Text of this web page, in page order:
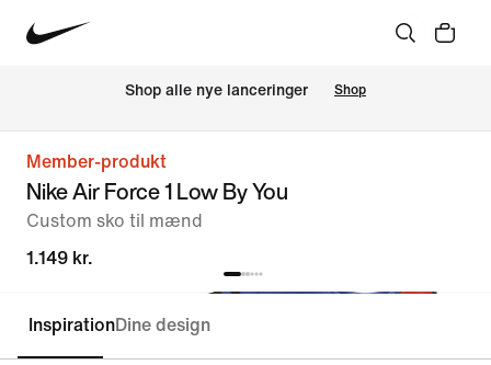
Shop alle nye lanceringer Shop
Member-produkt
Nike Air Force 1 Low By You
Custom sko til mænd
1.149 kr.
Customise
InspirationDine design